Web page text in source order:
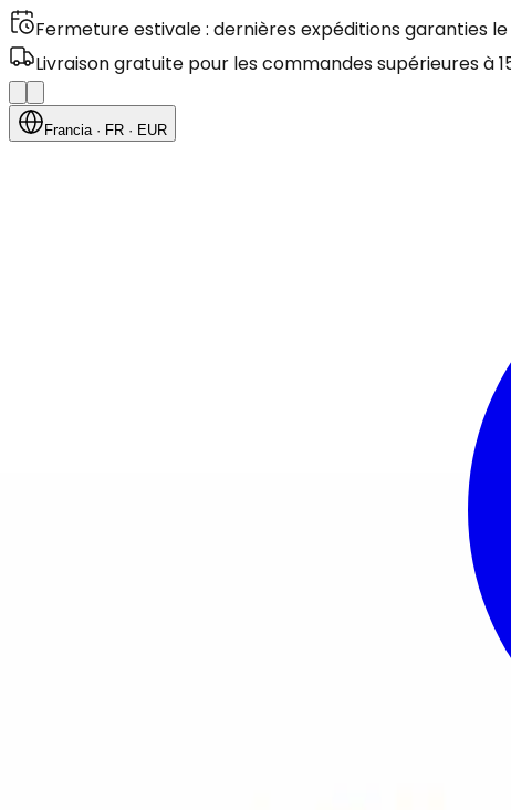
Fermeture estivale : dernières expéditions garanties
Livraison gratuite pour les commandes supérieures à
Francia· FR · EUR